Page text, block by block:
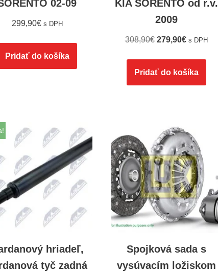
02-09
299,90€ s DPH
Pridať do košíka
KIA SORENTO od r.v.
2009
308,90€ 279,90€ s DPH
Pridať do košíka
hriadeľ,
tyč zadná
Spojková sada s
vysúvacím ložiskom